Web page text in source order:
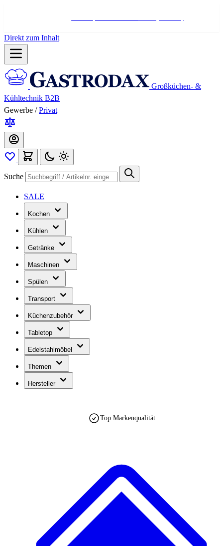
Direkt zum Inhalt
Großküchen- &
Kühltechnik B2B
Gewerbe / Privat
Suche
SALE
Kochen
Kühlen
Getränke
Maschinen
Spülen
Transport
Küchenzubehör
Tabletop
Edelstahlmöbel
Themen
Hersteller
Top Markenqualität